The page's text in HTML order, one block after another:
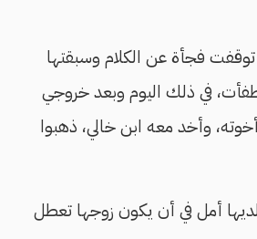
الأم المكلومة عن الخطر بالقدر الكافي في 28 نوفمبر/تشرين الثاني 2024. توقفت فجأة عن الكلام وسبقتها
في ذلك اليوم وبعد خروجي
وأخد معه ابن خالي، ذهبوا
أمل في أن يكون زوجها تعطل